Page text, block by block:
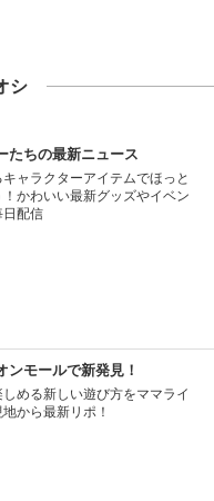
シ
たちの最新ニュース
ャラクターアイテムでほっと
かわいい最新グッズやイベン
日配信
ンモールで新発見！
める新しい遊び方をママライ
から最新リポ！